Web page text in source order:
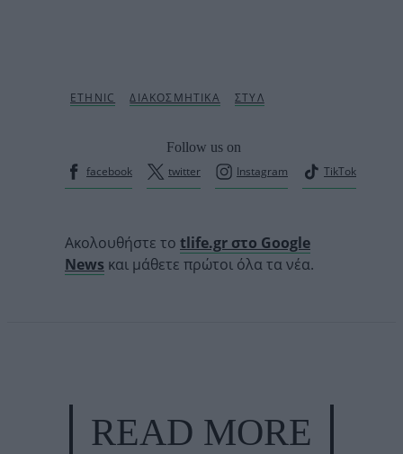
Follow us on
facebook
twitter Instagram TikTok
Ακολουθήστε το tlife.gr στο Google
News και μάθετε πρώτοι όλα τα νέα.
READ MORE